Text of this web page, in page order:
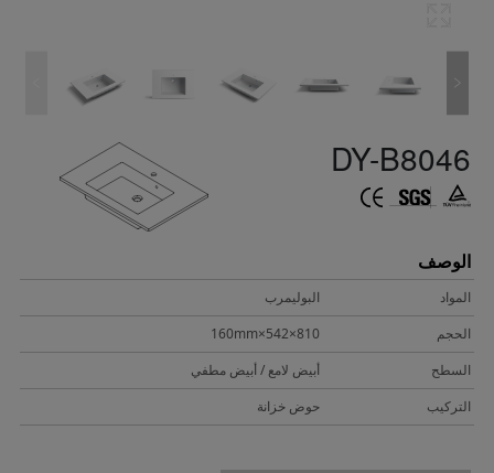
DY-B8046
الوصف
المواد
البوليمرب
الحجم
810×542×160mm
السطح
أبيض لامع / أبيض مطفي
التركيب
حوض خزانة